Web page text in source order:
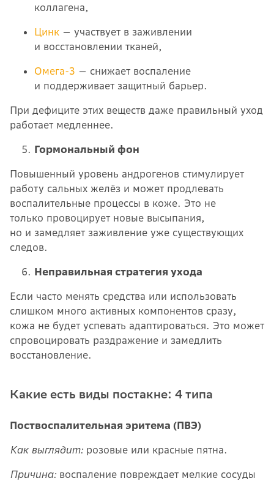
коллагена,
Цинк — участвует в заживлении
и восстановлении тканей,
Омега-3 — снижает воспаление
и поддерживает защитный барьер.
При дефиците этих веществ даже правильный уход
работает медленнее.
Гормональный фон
Повышенный уровень андрогенов стимулирует
работу сальных желёз и может продлевать
воспалительные процессы в коже. Это не
только провоцирует новые высыпания,
но и замедляет заживление уже существующих
следов.
Неправильная стратегия ухода
Если часто менять средства или использовать
слишком много активных компонентов сразу,
кожа не будет успевать адаптироваться. Это может
спровоцировать раздражение и замедлить
восстановление.
Какие есть виды постакне: 4 типа
Поствоспалительная эритема (ПВЭ)
Как выглядит: розовые или красные пятна.
Причина: воспаление повреждает мелкие сосуды